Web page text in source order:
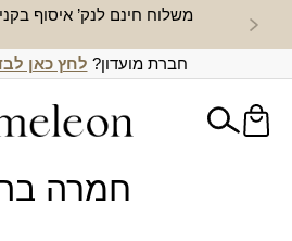
משלוח חינם לנק’ איסוף בקניה
חברת מועדון? לחץ כאן
חמרה